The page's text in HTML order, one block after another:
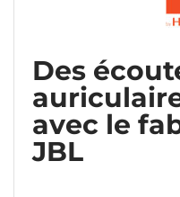
Des
avec le
JBL